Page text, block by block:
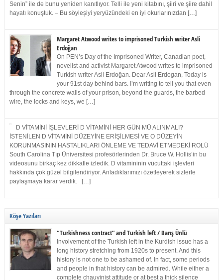
Senin” ile de bunu yeniden kanıtlıyor. Telli ile yeni kitabını, şiiri ve şiire dahil
hayatı konuştuk. – Bu söyleşiyi yeryüzündeki en iyi okurlarınızdan […]
Margaret Atwood writes to imprisoned Turkish writer Asli
Erdoğan
On PEN’s Day of the Imprisoned Writer, Canadian poet,
novelist and activist Margaret Atwood writes to imprisoned
Turkish writer Asli Erdoğan. Dear Asli Erdogan, Today is
your 91st day behind bars. I’m writing to tell you that even
through the concrete walls of your prison, beyond the guards, the barbed
wire, the locks and keys, we […]
D VİTAMİNİ İŞLEVLERİ D VİTAMİNİ HER GÜN MÜ ALINMALI?
İSTENİLEN D VİTAMİNİ DÜZEYİNE ERİŞİLMESİ VE O DÜZEYİN
KORUNMASININ HASTALIKLARI ÖNLEME VE TEDAVİ ETMEDEKİ ROLÜ
South Carolina Tıp Üniversitesi profesörlerinden Dr. Bruce W. Hollis’in bu
videosunu birkaç kez dikkatle izledik. D vitamininin vücuttaki işlevleri
hakkında çok güzel bilgilendiriyor. Anladıklarımızı özetleyerek sizlerle
paylaşmaya karar verdik. […]
Köşe Yazıları
“Turkishness contract” and Turkish left / Barış Ünlü
Involvement of the Turkish left in the Kurdish issue has a
long history stretching from 1920s to present. And this
history is not one to be ashamed of. In fact, some periods
and people in that history can be admired. While either a
complete chauvinist attitude or at best a thick silence